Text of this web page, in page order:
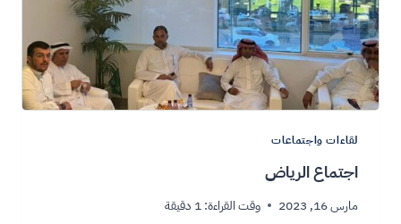
لقاءات واجتماعات
اجتماع الرياض
مارس 16, 2023 وقت القراءة: دقيقة